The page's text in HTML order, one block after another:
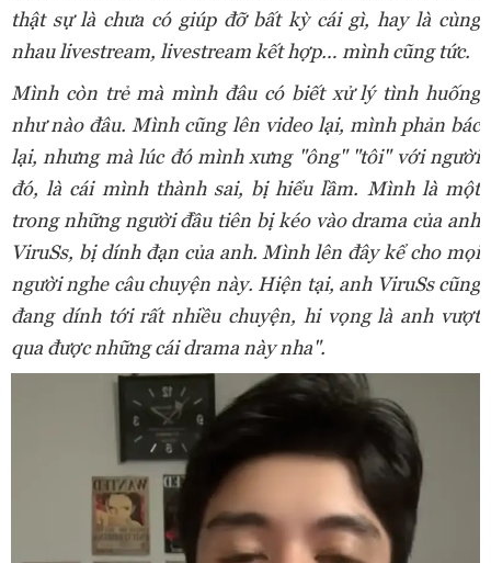
thật sự là chưa có giúp đỡ bất kỳ cái gì, hay là cùng
nhau livestream, livestream kết hợp… mình cũng tức.
Mình còn trẻ mà mình đâu có biết xử lý tình huống
như nào đâu. Mình cũng lên video lại, mình phản bác
lại, nhưng mà lúc đó mình xưng "ông" "tôi" với người
đó, là cái mình thành sai, bị hiểu lầm. Mình là một
trong những người đầu tiên bị kéo vào drama của anh
ViruSs, bị dính đạn của anh. Mình lên đây kể cho mọi
người nghe câu chuyện này. Hiện tại, anh ViruSs cũng
đang dính tới rất nhiều chuyện, hi vọng là anh vượt
qua được những cái drama này nha".